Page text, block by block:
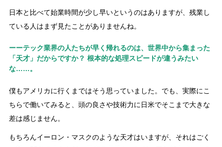
日本と比べて始業時間が少し早いというのはありますが、残業し
ている人はまず見たことがありませんね。
ーーテック業界の人たちが早く帰れるのは、世界中から集まった
「天才」だからですか？ 根本的な処理スピードが違うみたい
な……。
僕もアメリカに行くまではそう思っていました。でも、実際にこ
ちらで働いてみると、頭の良さや技術力に日米でそこまで大きな
差は感じません。
もちろんイーロン・マスクのような天才はいますが、それはごく